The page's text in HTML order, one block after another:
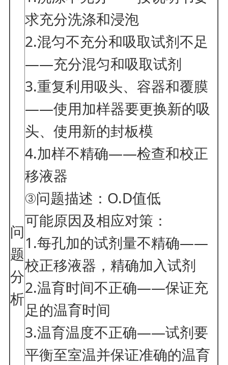
问
题
分
析
求充分洗涤和浸泡
2.混匀不充分和吸取试剂不足
——充分混匀和吸取试剂
3.重复利用吸头、容器和覆膜
——使用加样器要更换新的吸
头、使用新的封板模
4.加样不精确——检查和校正
移液器
③问题描述：O.D值低
可能原因及相应对策：
1.每孔加的试剂量不精确——
校正移液器，精确加入试剂
2.温育时间不正确——保证充
足的温育时间
3.温育温度不正确——试剂要
平衡至室温并保证准确的温育